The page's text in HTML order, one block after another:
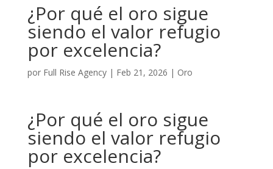
¿Por qué el oro sigue
siendo el valor refugio
por excelencia?
por Full Rise Agency| Feb 21, 2026 | Oro
¿Por qué el oro sigue
siendo el valor refugio
por excelencia?